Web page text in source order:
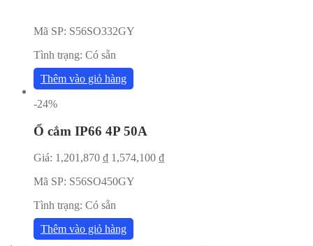
Mã SP: S56SO332GY
Tình trạng: Có sẵn
Thêm vào giỏ hàng
-24%
Ổ cắm IP66 4P 50A
Giá: 1,201,870 ₫ 1,574,100 ₫
Mã SP: S56SO450GY
Tình trạng: Có sẵn
Thêm vào giỏ hàng